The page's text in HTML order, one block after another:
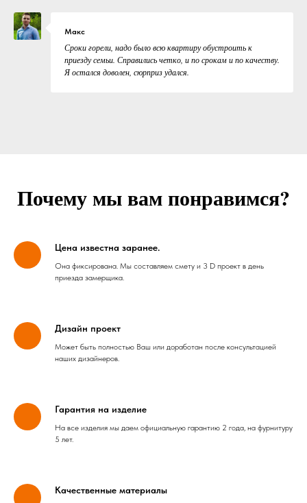
Макс
Сроки горели, надо было всю квартиру обустроить к
приезду семьи. Справились четко, и по срокам и по качеству.
Я остался доволен, сюрприз удался.
Почему мы вам понравимся?
Цена известна заранее.
Она фиксирована. Мы составляем смету и 3 D проект в день
приезда замерщика.
Дизайн проект
Может быть полностью Ваш или доработан после консультацией
наших дизайнеров.
Гарантия на изделие
На все изделия мы даем официальную гарантию 2 года, на фурнитуру
5 лет.
Качественные материалы